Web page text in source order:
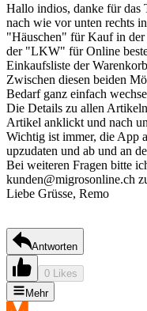
Hallo indios, danke für das
nach wie vor unten rechts
"Häuschen" für Kauf in
der "LKW" für Online
Einkaufsliste der
Zwischen diesen beiden
Bedarf ganz einfach
Die Details zu allen
Artikel anklickt und nach
Wichtig ist immer, die App
upzudaten und ab und an
Bei weiteren Fragen bitte
kunden@migrosonline.ch
Liebe Grüsse, Remo
Antworten
0 Likes
Mehr